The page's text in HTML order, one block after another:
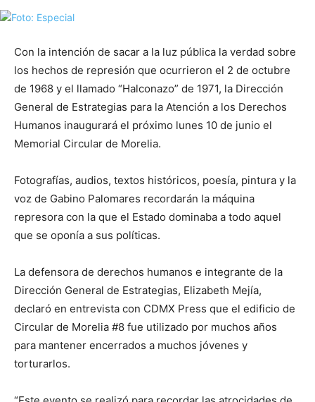
Con la intención de sacar a la luz pública la verdad sobre
los hechos de represión que ocurrieron el 2 de octubre
de 1968 y el llamado “Halconazo” de 1971, la Dirección
General de Estrategias para la Atención a los Derechos
Humanos inaugurará el próximo lunes 10 de junio el
Memorial Circular de Morelia.
Fotografías, audios, textos históricos, poesía, pintura y la
voz de Gabino Palomares recordarán la máquina
represora con la que el Estado dominaba a todo aquel
que se oponía a sus políticas.
La defensora de derechos humanos e integrante de la
Dirección General de Estrategias, Elizabeth Mejía,
declaró en entrevista con CDMX Press que el edificio de
Circular de Morelia #8 fue utilizado por muchos años
para mantener encerrados a muchos jóvenes y
torturarlos.